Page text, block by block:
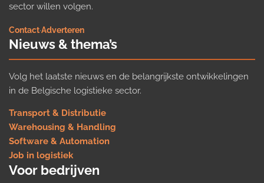
sector willen volgen.
Contact·Adverteren
Nieuws & thema’s
Volg het laatste nieuws en de belangrijkste ontwikkelingen
in de Belgische logistieke sector.
Transport & Distributie
Warehousing & Handling
Software & Automation
Job in logistiek
Voor bedrijven